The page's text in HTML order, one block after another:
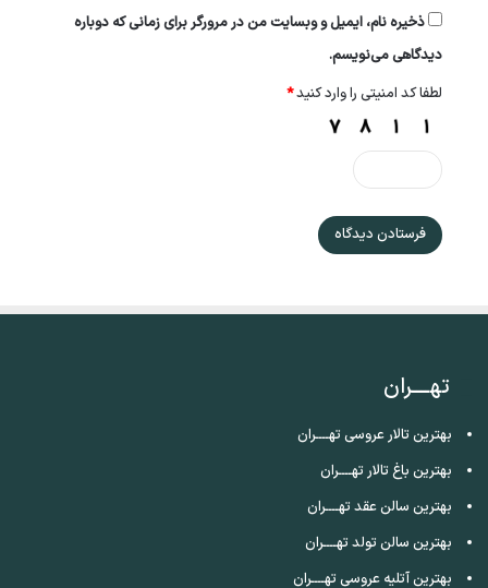
ذخیره نام، ایمیل و وبسایت من در مرورگر برای زمانی که دوباره
دیدگاهی می‌نویسم.
لطفا کد امنیتی را وارد کنید*
تهــــران
بهترین تالار عروسی تهــــران
بهترین باغ تالار تهــــران
بهترین سالن عقد تهــــران
بهترین سالن تولد تهــــران
بهترین آتلیه عروسی تهــــران